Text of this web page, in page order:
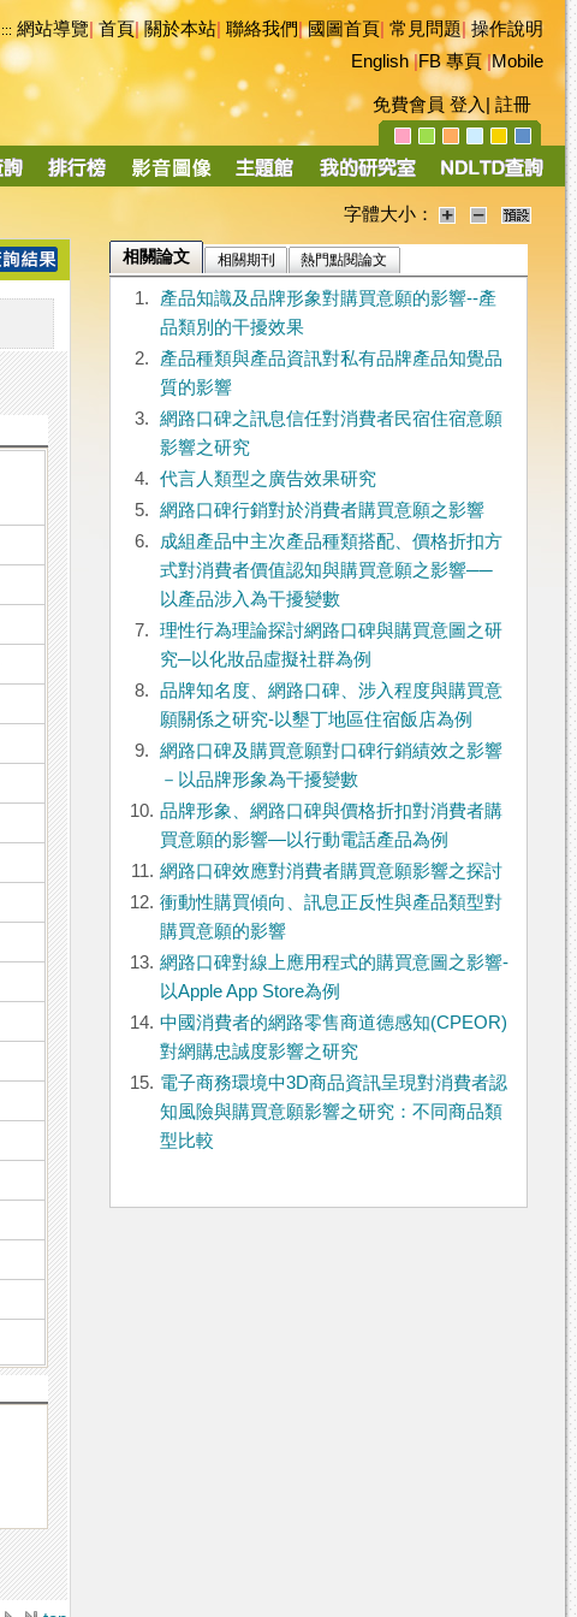
::: 網站導覽|首頁|關於本站 聯絡我們|國圖首頁 常見問題|操作說明
English|FB 專頁|Mobile
免費會員 登入 註冊
字體大小：
相關論文 相關期刊 熱門點閱論文
1.
產品知識及品牌形象對購買意願的影響--產
品類別的干擾效果
2.
產品種類與產品資訊對私有品牌產品知覺品
質的影響
3.
網路口碑之訊息信任對消費者民宿住宿意願
影響之研究
4.
代言人類型之廣告效果研究
5.
網路口碑行銷對於消費者購買意願之影響
6.
成組產品中主次產品種類搭配、價格折扣方
式對消費者價值認知與購買意願之影響──
以產品涉入為干擾變數
7.
理性行為理論探討網路口碑與購買意圖之研
究─以化妝品虛擬社群為例
8.
品牌知名度、網路口碑、涉入程度與購買意
願關係之研究-以墾丁地區住宿飯店為例
9.
網路口碑及購買意願對口碑行銷績效之影響
－以品牌形象為干擾變數
10. 品牌形象、網路口碑與價格折扣對消費者購
買意願的影響—以行動電話產品為例
11. 網路口碑效應對消費者購買意願影響之探討
12. 衝動性購買傾向、訊息正反性與產品類型對
購買意願的影響
13. 網路口碑對線上應用程式的購買意圖之影響-
以Apple App Store為例
14. 中國消費者的網路零售商道德感知(CPEOR)
對網購忠誠度影響之研究
15. 電子商務環境中3D商品資訊呈現對消費者認
知風險與購買意願影響之研究：不同商品類
型比較